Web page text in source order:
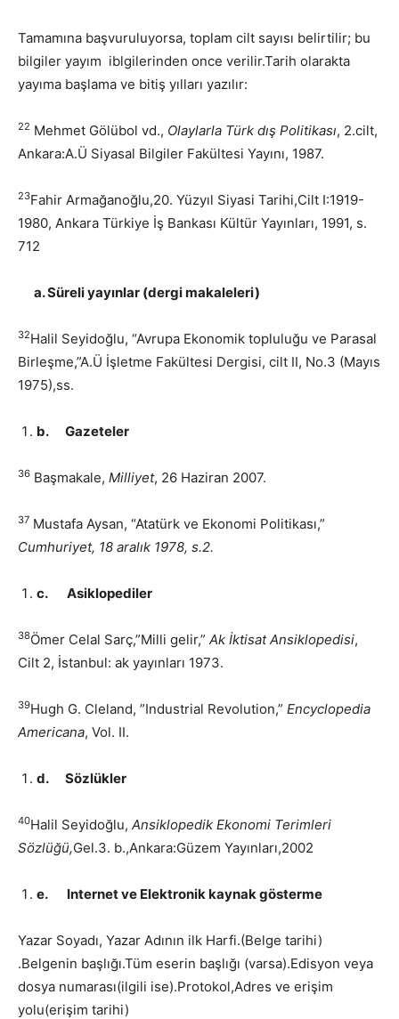
Tamamına başvuruluyorsa, toplam cilt sayısı belirtilir; bu
bilgiler yayım iblgilerinden once verilir.Tarih olarakta
yayıma başlama ve bitiş yılları yazılır:
22 Mehmet Gölübol vd., Olaylarla Türk dış Politikası, 2.cilt,
Ankara:A.Ü Siyasal Bilgiler Fakültesi Yayını, 1987.
23Fahir Armağanoğlu,20. Yüzyıl Siyasi Tarihi,Cilt I:1919-
1980, Ankara Türkiye İş Bankası Kültür Yayınları, 1991, s.
712
a. Süreli yayınlar (dergi makaleleri)
32Halil Seyidoğlu, “Avrupa Ekonomik topluluğu ve Parasal
Birleşme,”A.Ü İşletme Fakültesi Dergisi, cilt II, No.3 (Mayıs
1975),ss.
b. Gazeteler
36 Başmakale, Milliyet, 26 Haziran 2007.
37 Mustafa Aysan, “Atatürk ve Ekonomi Politikası,”
Cumhuriyet, 18 aralık 1978, s.2.
c. Asiklopediler
38Ömer Celal Sarç,”Milli gelir,” Ak İktisat Ansiklopedisi,
Cilt 2, İstanbul: ak yayınları 1973.
39Hugh G. Cleland, ”Industrial Revolution,” Encyclopedia
Americana, Vol. II.
d. Sözlükler
40Halil Seyidoğlu, Ansiklopedik Ekonomi Terimleri
Sözlüğü,Gel.3. b.,Ankara:Güzem Yayınları,2002
e. Internet ve Elektronik kaynak gösterme
Yazar Soyadı, Yazar Adının ilk Harfi.(Belge tarihi)
.Belgenin başlığı.Tüm eserin başlığı (varsa).Edisyon veya
dosya numarası(ilgili ise).Protokol,Adres ve erişim
yolu(erişim tarihi)